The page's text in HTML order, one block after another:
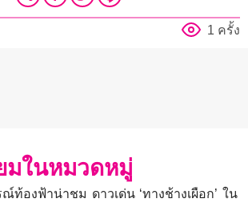
1 ครั้ง
มในหมวดหมู่
ท้องฟ้าน่าชม ดาวเด่น ‘ทางช้างเผือก’ ใน